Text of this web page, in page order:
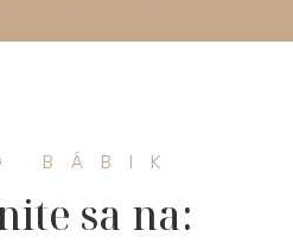
BÁBIK
sa na: